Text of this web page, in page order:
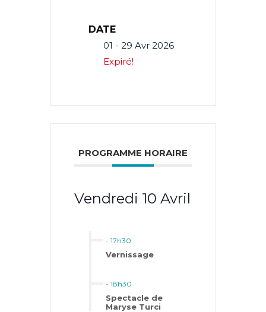
DATE
01 - 29 Avr 2026
Expiré!
PROGRAMME HORAIRE
Vendredi 10 Avril
- 17h30
Vernissage
- 18h30
Spectacle de
Maryse Turci